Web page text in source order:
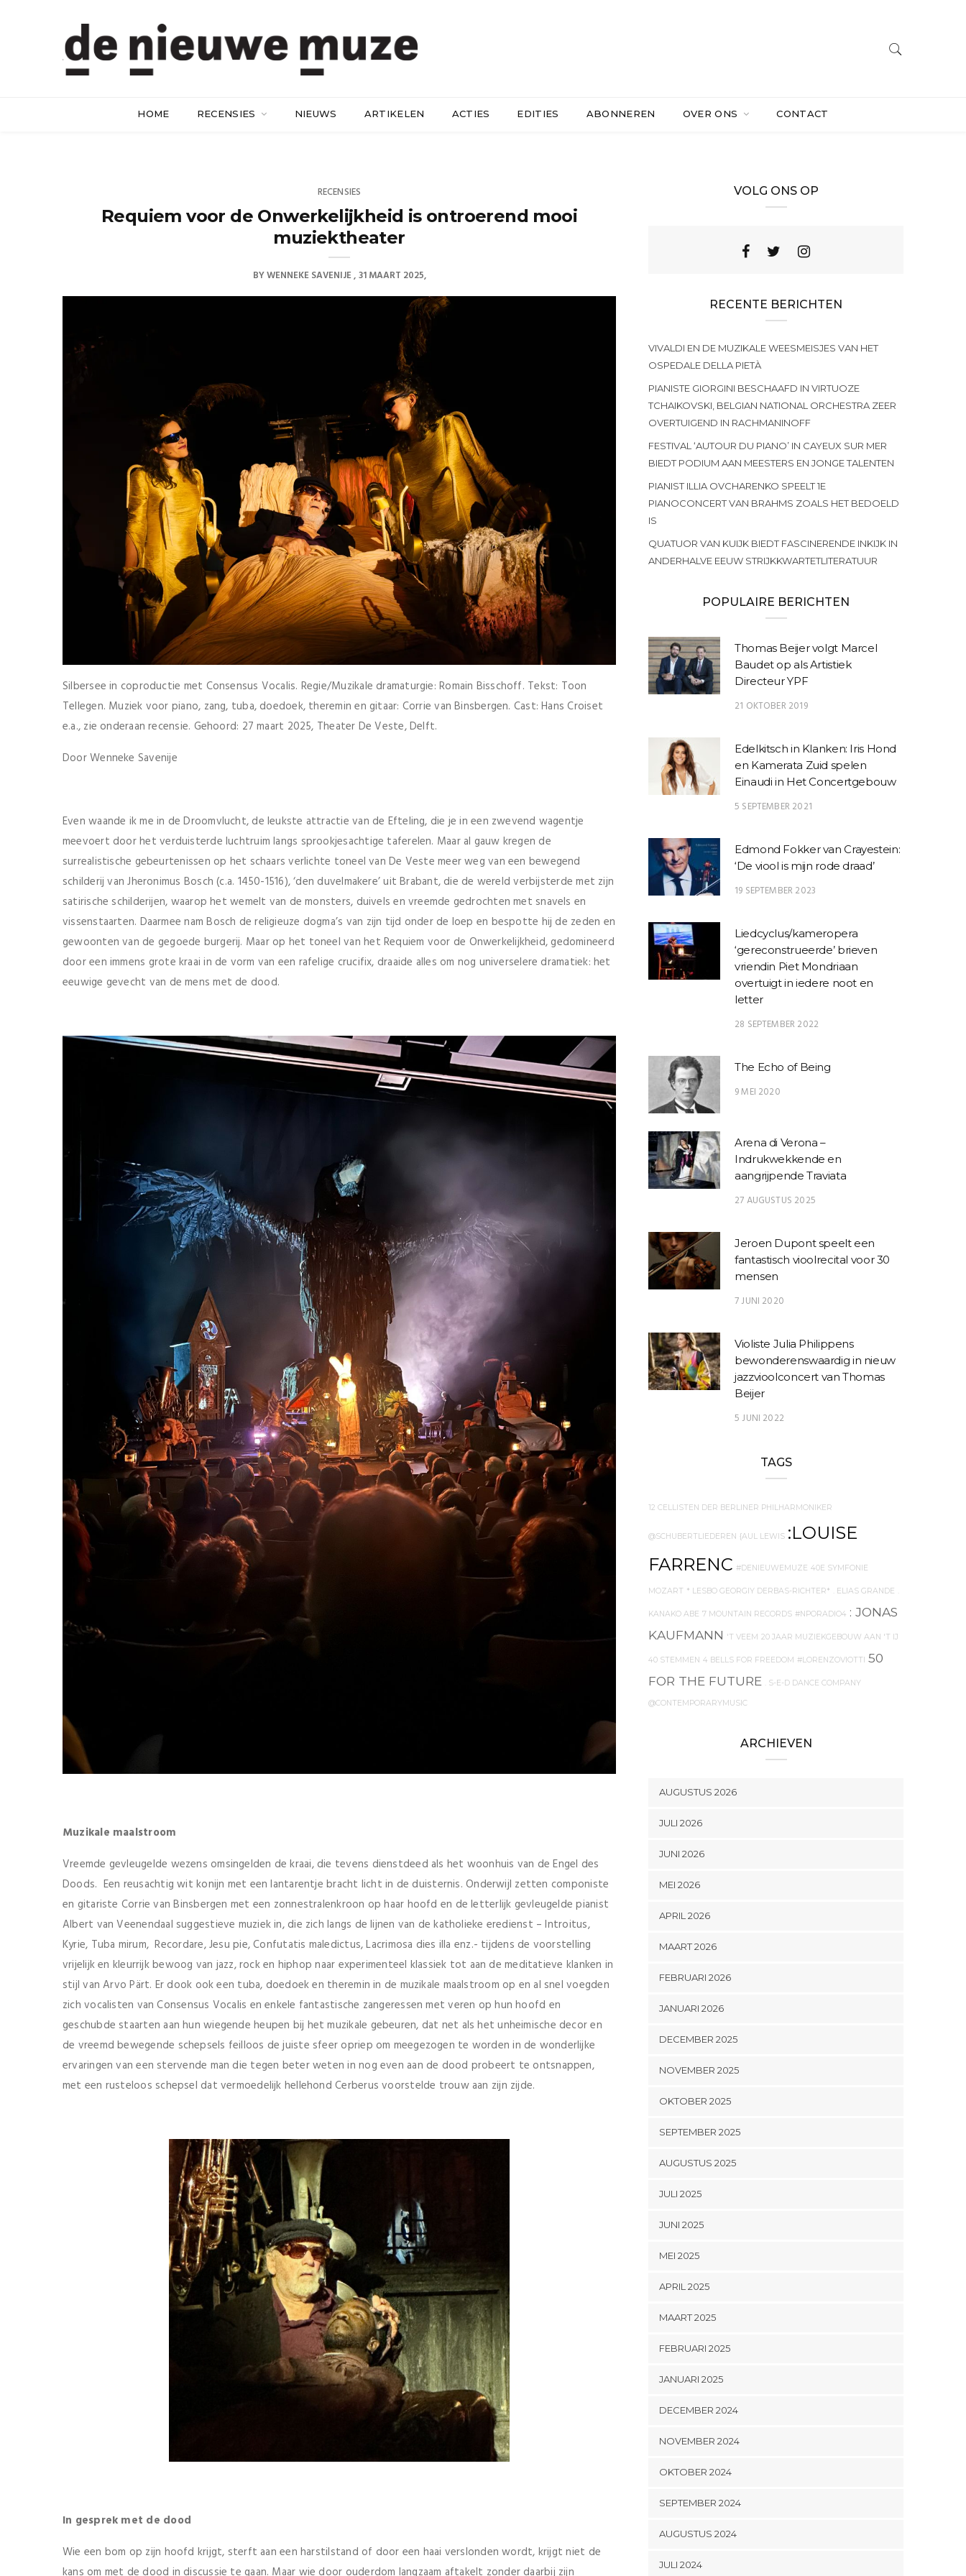
HOME RECENSIES NIEUWS ARTIKELEN ACTIES EDITIES ABONNEREN OVER ONS CONTACT
RECENSIES
Requiem voor de Onwerkelijkheid is ontroerend mooi
muziektheater
BYWENNEKE SAVENIJE 31 MAART 2025
Silbersee in coproductie met Consensus Vocalis. Regie/Muzikale dramaturgie: Romain Bisschoff. Tekst: Toon
Tellegen. Muziek voor piano, zang, tuba, doedoek, theremin en gitaar: Corrie van Binsbergen. Cast: Hans Croiset
e.a., zie onderaan recensie. Gehoord: 27 maart 2025, Theater De Veste, Delft.
Door Wenneke Savenije
Even waande ik me in de Droomvlucht, de leukste attractie van de Efteling, die je in een zwevend wagentje
meevoert door het verduisterde luchtruim langs sprookjesachtige taferelen. Maar al gauw kregen de
surrealistische gebeurtenissen op het schaars verlichte toneel van De Veste meer weg van een bewegend
schilderij van Jheronimus Bosch (c.a. 1450-1516), ‘den duvelmakere’ uit Brabant, die de wereld verbijsterde met zijn
satirische schilderijen, waarop het wemelt van de monsters, duivels en vreemde gedrochten met snavels en
vissenstaarten. Daarmee nam Bosch de religieuze dogma’s van zijn tijd onder de loep en bespotte hij de zeden en
gewoonten van de gegoede burgerij. Maar op het toneel van het Requiem voor de Onwerkelijkheid, gedomineerd
door een immens grote kraai in de vorm van een rafelige crucifix, draaide alles om nog universelere dramatiek: het
eeuwige gevecht van de mens met de dood.
Muzikale maalstroom
Vreemde gevleugelde wezens omsingelden de kraai, die tevens dienstdeed als het woonhuis van de Engel des
Doods. Een reusachtig wit konijn met een lantarentje bracht licht in de duisternis. Onderwijl zetten componiste
en gitariste Corrie van Binsbergen met een zonnestralenkroon op haar hoofd en de letterlijk gevleugelde pianist
Albert van Veenendaal suggestieve muziek in, die zich langs de lijnen van de katholieke eredienst – Introitus,
Kyrie, Tuba mirum, Recordare, Jesu pie, Confutatis maledictus, Lacrimosa dies illa enz.- tijdens de voorstelling
vrijelijk en kleurrijk bewoog van jazz, rock en hiphop naar experimenteel klassiek tot aan de meditatieve klanken in
stijl van Arvo Pärt. Er dook ook een tuba, doedoek en theremin in de muzikale maalstroom op en al snel voegden
zich vocalisten van Consensus Vocalis en enkele fantastische zangeressen met veren op hun hoofd en
geschubde staarten aan hun wiegende heupen bij het muzikale gebeuren, dat net als het unheimische decor en
de vreemd bewegende schepsels feilloos de juiste sfeer opriep om meegezogen te worden in de wonderlijke
ervaringen van een stervende man die tegen beter weten in nog even aan de dood probeert te ontsnappen,
met een rusteloos schepsel dat vermoedelijk hellehond Cerberus voorstelde trouw aan zijn zijde.
In gesprek met de dood
Wie een bom op zijn hoofd krijgt, sterft aan een harstilstand of door een haai verslonden wordt, krijgt niet de
VOLG ONS OP
RECENTE BERICHTEN
VIVALDI EN DE MUZIKALE WEESMEISJES VAN HET
OSPEDALE DELLA PIETÀ
PIANISTE GIORGINI BESCHAAFD IN VIRTUOZE
TCHAIKOVSKI, BELGIAN NATIONAL ORCHESTRA ZEER
OVERTUIGEND IN RACHMANINOFF
FESTIVAL ‘AUTOUR DU PIANO’ IN CAYEUX SUR MER
BIEDT PODIUM AAN MEESTERS EN JONGE TALENTEN
PIANIST ILLIA OVCHARENKO SPEELT 1E
PIANOCONCERT VAN BRAHMS ZOALS HET BEDOELD
IS
QUATUOR VAN KUIJK BIEDT FASCINERENDE INKIJK IN
ANDERHALVE EEUW STRIJKKWARTETLITERATUUR
POPULAIRE BERICHTEN
Thomas Beijer volgt Marcel
Baudet op als Artistiek
Directeur YPF
21 OKTOBER 2019
Edelkitsch in Klanken: Iris Hond
en Kamerata Zuid spelen
Einaudi in Het Concertgebouw
5 SEPTEMBER 2021
Edmond Fokker van Crayestein:
‘De viool is mijn rode draad’
19 SEPTEMBER 2023
Liedcyclus/kameropera
‘gereconstrueerde’ brieven
vriendin Piet Mondriaan
overtuigt in iedere noot en
letter
28 SEPTEMBER 2022
The Echo of Being
9 MEI 2020
Arena di Verona –
Indrukwekkende en
aangrijpende Traviata
27 AUGUSTUS 2025
Jeroen Dupont speelt een
fantastisch vioolrecital voor 30
mensen
7 JUNI 2020
Violiste Julia Philippens
bewonderenswaardig in nieuw
jazzvioolconcert van Thomas
Beijer
5 JUNI 2022
TAGS
12 CELLISTEN DER BERLINER PHILHARMONIKER
@SCHUBERTLIEDEREN {AUL LEWIS :LOUISE
FARRENC #DENIEUWEMUZE 40E SYMFONIE
MOZART * LESBO GEORGIY DERBAS-RICHTER* . ELIAS GRANDE
KANAKO ABE 7 MOUNTAIN RECORDS #NPORADIO4 : JONAS
KAUFMANN 'T VEEM 20 JAAR MUZIEKGEBOUW AAN 'T IJ
40 STEMMEN 4 BELLS FOR FREEDOM #LORENZOVIOTTI 50
FOR THE FUTURE
. S-E-D DANCE COMPANY
@CONTEMPORARYMUSIC
ARCHIEVEN
AUGUSTUS 2026
JULI 2026
JUNI 2026
MEI 2026
APRIL 2026
MAART 2026
FEBRUARI 2026
JANUARI 2026
DECEMBER 2025
NOVEMBER 2025
OKTOBER 2025
SEPTEMBER 2025
AUGUSTUS 2025
JULI 2025
JUNI 2025
MEI 2025
APRIL 2025
MAART 2025
FEBRUARI 2025
JANUARI 2025
DECEMBER 2024
NOVEMBER 2024
OKTOBER 2024
SEPTEMBER 2024
AUGUSTUS 2024
JULI 2024